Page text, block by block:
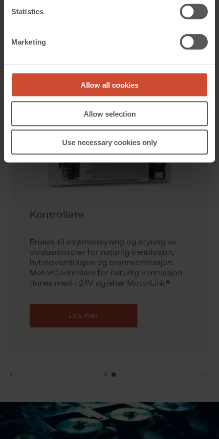
Statistics
Marketing
Allow all cookies
Allow selection
Use necessary cookies only
Se våre produkter med MotorLink®
Kontrollere
Brukes til strømforsyning og styring av
vindusmotorer for naturlig ventilasjon,
hybridventilasjon og brannventilasjon.
MotorControllere for naturlig ventilasjon
Les mer